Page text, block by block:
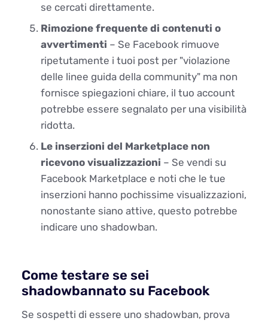
se cercati direttamente.
Rimozione frequente di contenuti o
avvertimenti – Se Facebook rimuove
ripetutamente i tuoi post per "violazione
delle linee guida della community" ma non
fornisce spiegazioni chiare, il tuo account
potrebbe essere segnalato per una visibilità
ridotta.
Le inserzioni del Marketplace non
ricevono visualizzazioni – Se vendi su
Facebook Marketplace e noti che le tue
inserzioni hanno pochissime visualizzazioni,
nonostante siano attive, questo potrebbe
indicare uno shadowban.
Come testare se sei
shadowbannato su Facebook
Se sospetti di essere uno shadowban, prova